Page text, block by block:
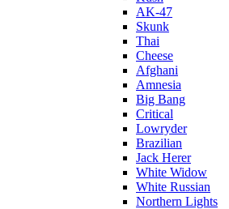
AK-47
Skunk
Thai
Cheese
Afghani
Amnesia
Big Bang
Critical
Lowryder
Brazilian
Jack Herer
White Widow
White Russian
Northern Lights